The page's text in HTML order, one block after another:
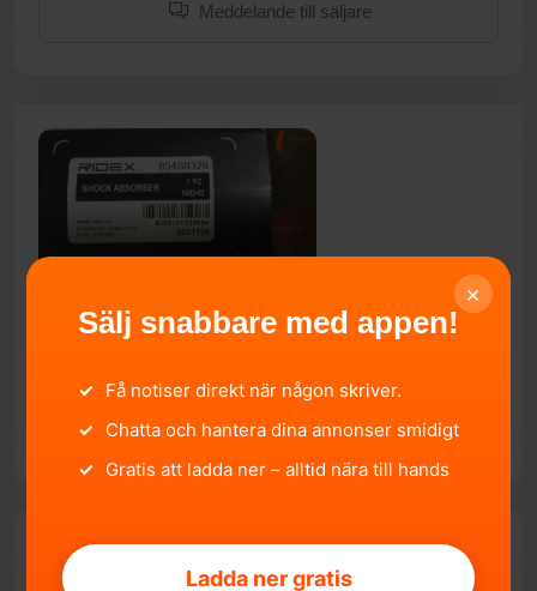
Meddelande till säljare
Nya stötdämpare bak volvo V70
450 SEK
×
Sälj snabbare med appen!
✓ Få notiser direkt när någon skriver.
✓ Chatta och hantera dina annonser smidigt
✓ Gratis att ladda ner – alltid nära till hands
Ladda ner gratis